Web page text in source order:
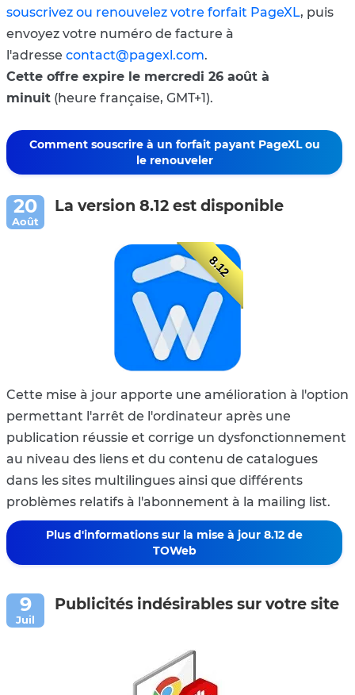
souscrivez ou renouvelez votre forfait PageXL, puis
envoyez votre numéro de facture à
l'adresse contact@pagexl.com.
Cette offre expire le mercredi 26 août à
minuit (heure française, GMT+1).
Comment souscrire à un forfait payant PageXL ou
le renouveler
La version 8.12 est disponible
8.12
Cette mise à jour apporte une amélioration à l'option
permettant l'arrêt de l'ordinateur après une
publication réussie et corrige un dysfonctionnement
au niveau des liens et du contenu de catalogues
dans les sites multilingues ainsi que différents
problèmes relatifs à l'abonnement à la mailing list.
Plus d'informations sur la mise à jour 8.12 de
TOWeb
Publicités indésirables sur votre site